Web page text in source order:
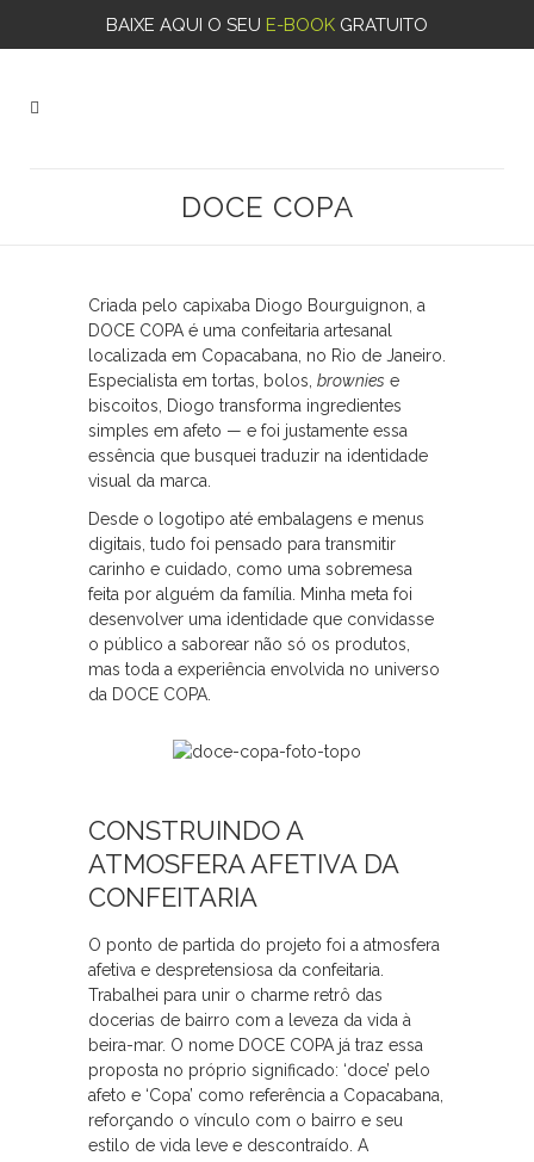
BAIXE AQUI O SEU E-BOOK GRATUITO
DOCE COPA
Criada pelo capixaba Diogo Bourguignon, a
DOCE COPA é uma confeitaria artesanal
localizada em Copacabana, no Rio de Janeiro.
Especialista em tortas, bolos, brownies e
biscoitos, Diogo transforma ingredientes
simples em afeto — e foi justamente essa
essência que busquei traduzir na identidade
visual da marca.
Desde o logotipo até embalagens e menus
digitais, tudo foi pensado para transmitir
carinho e cuidado, como uma sobremesa
feita por alguém da família. Minha meta foi
desenvolver uma identidade que convidasse
o público a saborear não só os produtos,
mas toda a experiência envolvida no universo
da DOCE COPA.
CONSTRUINDO A
ATMOSFERA AFETIVA DA
CONFEITARIA
O ponto de partida do projeto foi a atmosfera
afetiva e despretensiosa da confeitaria.
Trabalhei para unir o charme retrô das
docerias de bairro com a leveza da vida à
beira-mar. O nome DOCE COPA já traz essa
proposta no próprio significado: ‘doce’ pelo
afeto e ‘Copa’ como referência a Copacabana,
reforçando o vínculo com o bairro e seu
estilo de vida leve e descontraído. A